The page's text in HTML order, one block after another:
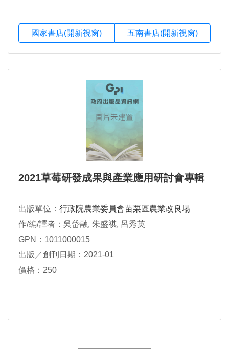
國家書店(開新視窗) 五南書店(開新視窗)
2021草莓研發成果與產業應用研討會專輯
出版單位： 行政院農業委員會苗栗區農業改良場
作/編/譯者：吳岱融, 朱盛祺, 呂秀英
GPN：1011000015
出版／創刊日期：2021-01
價格：250